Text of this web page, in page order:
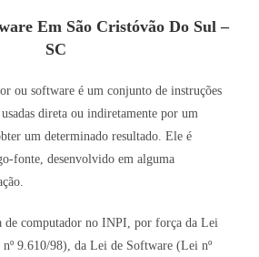
Em São Cristóvão Do Sul –
SC
ou software é um conjunto de instruções
direta ou indiretamente por um
um determinado resultado. Ele é
fonte, desenvolvido em alguma
de computador no INPI, por força da Lei
9.610/98), da Lei de Software (Lei nº